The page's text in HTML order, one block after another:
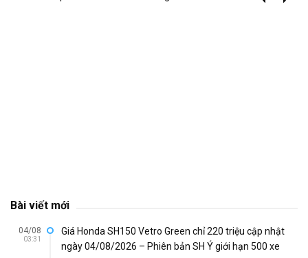
Bài viết mới
04/08
03:31
Giá Honda SH150 Vetro Green chỉ 220 triệu cập nhật
ngày 04/08/2026 – Phiên bản SH Ý giới hạn 500 xe